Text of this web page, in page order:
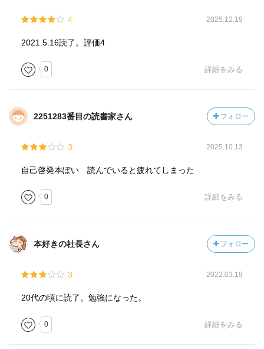
4 2025.12.19
2021.5.16読了。評価4
0 詳細をみる
2251283番目の読書家さん フォロー
3 2025.10.13
自己啓発本ぽい 読んでいると疲れてしまった
0 詳細をみる
本好きの社長さん フォロー
3 2022.03.18
20代の頃に読了。勉強になった。
0 詳細をみる